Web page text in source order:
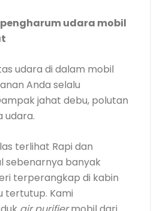
sebenarnya banyak
terperangkap di kabin
air purifiermobil dari
terjangkau
Paket Vyatta di
filter, produk ini Bisa